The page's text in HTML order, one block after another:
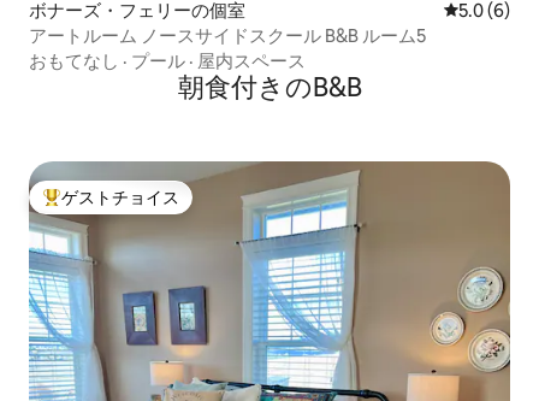
ボナーズ・フェリーの個室 レビュー6
5.0 (6)
アートルーム ノースサイドスクール B&B ルーム5
おもてなし · プール · 屋内スペース
朝食付きのB&B
大好評のゲストチョイスです。
ゲストチョイス